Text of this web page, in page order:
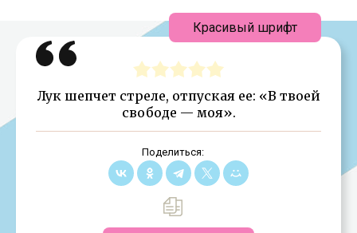
Лук шепчет стреле, отпуская ее: «В твоей
свободе — моя».
Поделиться:
Красивый шрифт